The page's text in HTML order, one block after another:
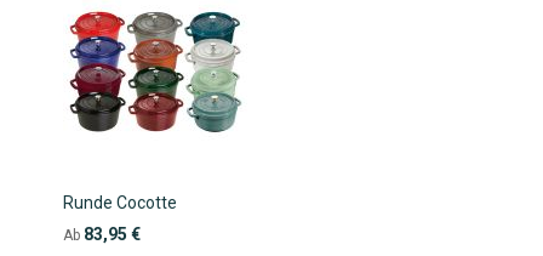
Runde Cocotte
Ab 83,95 €